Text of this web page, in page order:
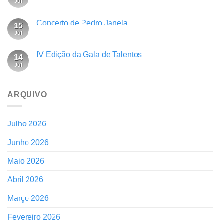
15
Jul
Concerto de Pedro Janela
14
Jul
IV Edição da Gala de Talentos
ARQUIVO
Julho 2026
Junho 2026
Maio 2026
Abril 2026
Março 2026
Fevereiro 2026